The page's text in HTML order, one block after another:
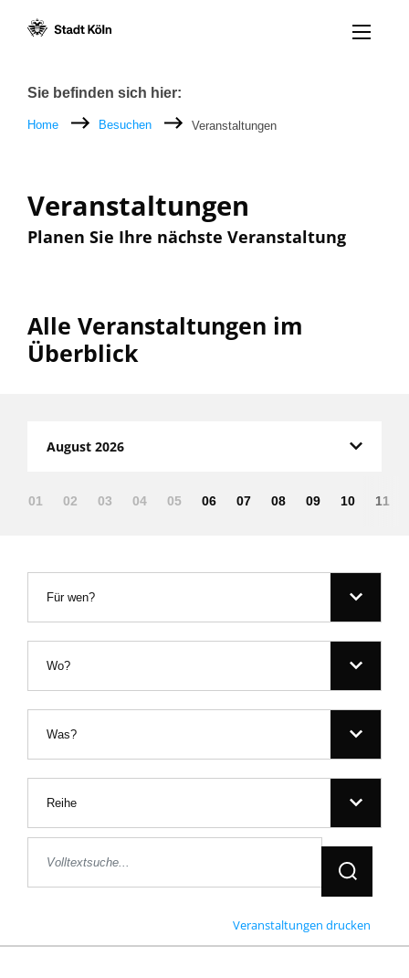
Menü
Breadcrumb
Sie befinden sich hier:
Home Besuchen Veranstaltungen
Veranstaltungen
Planen Sie Ihre nächste Veranstaltung
Alle Veranstaltungen im
Überblick
August 2026
01 02 03 04 05 06 07 08 09 10 11
Für wen?
Wo?
Was?
Reihe
Jetzt
Veranstaltungen drucken